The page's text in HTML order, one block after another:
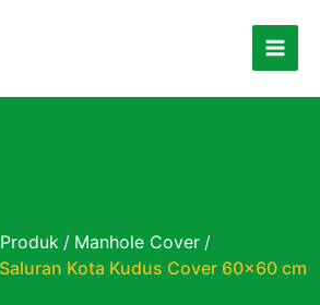
Produk / Manhole Cover /
Kota Kudus Cover 60×60 cm